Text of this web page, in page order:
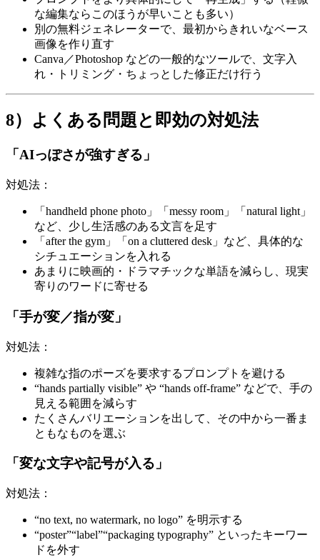
な編集ならこのほうが早いことも多い）
別の無料ジェネレーターで、最初からきれいなベース
画像を作り直す
Canva／Photoshop などの一般的なツールで、文字入
れ・トリミング・ちょっとした修正だけ行う
8）よくある問題と即効の対処法
「AIっぽさが強すぎる」
対処法：
「handheld phone photo」「messy room」「natural light」
など、少し生活感のある文言を足す
「after the gym」「on a cluttered desk」など、具体的な
シチュエーションを入れる
あまりに映画的・ドラマチックな単語を減らし、現実
寄りのワードに寄せる
「手が変／指が変」
対処法：
複雑な指のポーズを要求するプロンプトを避ける
“hands partially visible” や “hands off-frame” などで、手の
見える範囲を減らす
たくさんバリエーションを出して、その中から一番ま
ともなものを選ぶ
「変な文字や記号が入る」
対処法：
“no text, no watermark, no logo” を明示する
“poster”“label”“packaging typography” といったキーワー
ドを外す